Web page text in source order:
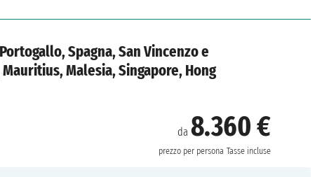
Spagna, San Vincenzo e
Malesia, Singapore, Hong
da8.360 €
prezzo per persona Tasse incluse